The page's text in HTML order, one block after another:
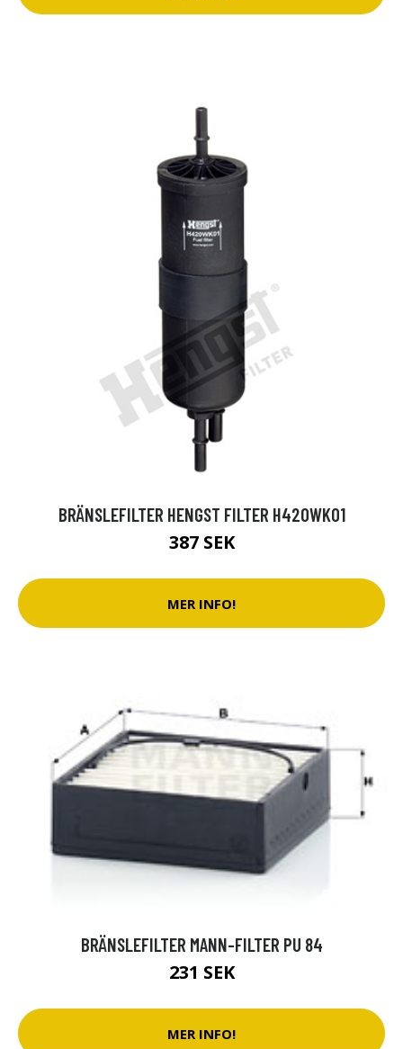
BRÄNSLEFILTER HENGST FILTER H420WK01
387 SEK
MER INFO!
BRÄNSLEFILTER MANN-FILTER PU 84
231 SEK
MER INFO!